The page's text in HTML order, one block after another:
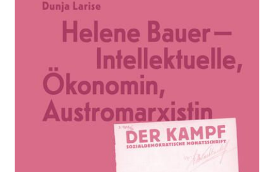
Helene Bauer -
Intellektuelle,
Ökonomin,
Austromarxistin